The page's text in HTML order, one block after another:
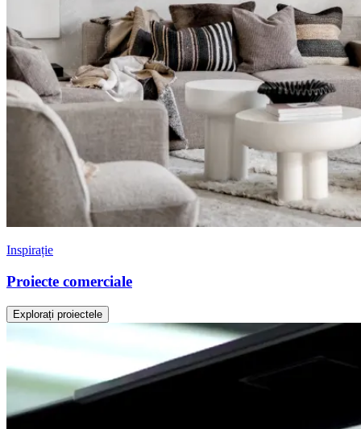
Inspirație
Proiecte comerciale
Explorați proiectele